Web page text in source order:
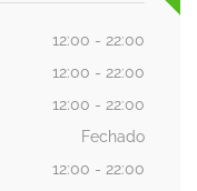
12:00 - 22:00
12:00 - 22:00
12:00 - 22:00
Fechado
12:00 - 22:00